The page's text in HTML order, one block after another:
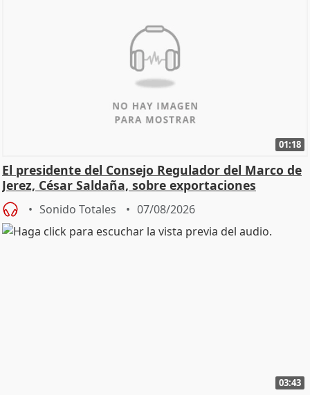
01:18
El presidente del Consejo Regulador del Marco de
Jerez, César Saldaña, sobre exportaciones
Sonido Totales 07/08/2026
03:43